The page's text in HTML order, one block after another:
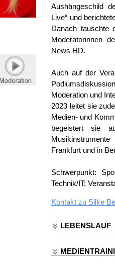
Aushängeschild
Live“ und
Danach tauschte
Moderatorinnen
News HD.
Auch auf der
Moderation und
2023 leitet sie
Medien- und
begeistert sie
Frankfurt und in
Schwerpunkt:
Technik/IT;
Kontakt zu Silke
LEBENSLAUF